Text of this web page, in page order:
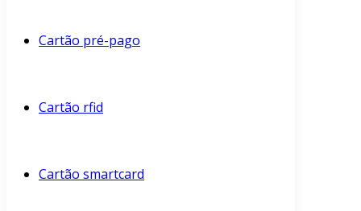
Cartão pré-pago
Cartão rfid
Cartão smartcard